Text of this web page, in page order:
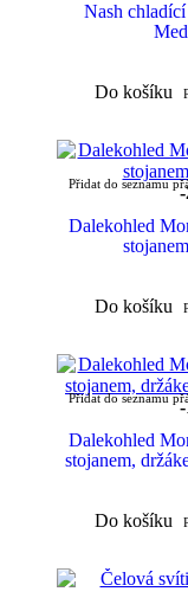
Nash
Do košíku
Přidat do seznamu
Dalekohled
Do košíku
Přidat do seznamu
Dalekohled
stojanem,
Do košíku